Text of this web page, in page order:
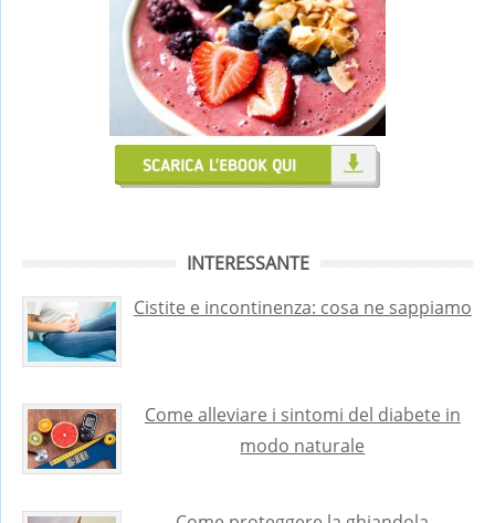
INTERESSANTE
Cistite e incontinenza: cosa ne sappiamo
Come alleviare i sintomi del diabete in
modo naturale